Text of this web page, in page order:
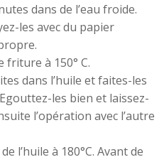
dans de l’eau froide.
les avec du papier
friture à 150° C.
dans l’huile et faites-les
les bien et laissez-
l’opération avec l’autre
l’huile à 180°C. Avant de